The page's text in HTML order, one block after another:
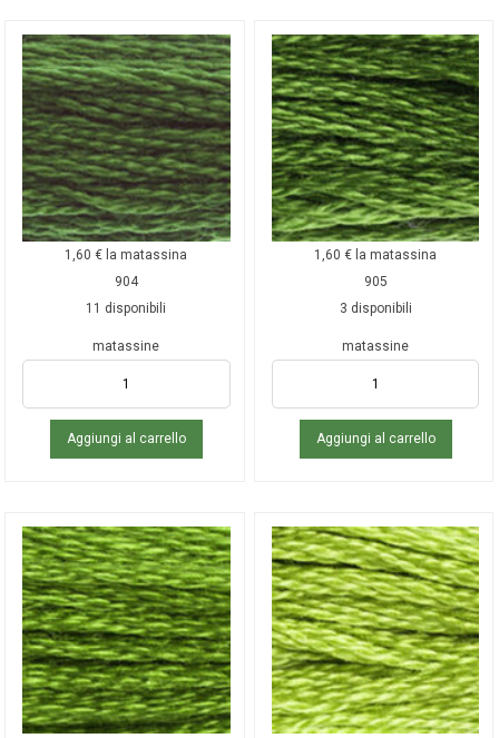
1,60€ la matassina
904
11 disponibili
matassine
Aggiungi al carrello
1,60€ la matassina
905
3 disponibili
matassine
Aggiungi al carrello